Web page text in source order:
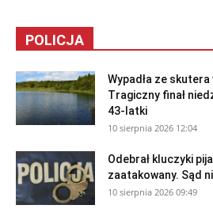
POLICJA
Wypadła ze
Tragiczny finał
43-latki
10 sierpnia 2026 12:04
Odebrał kluczyki
zaatakowany. Sąd
10 sierpnia 2026 09:49